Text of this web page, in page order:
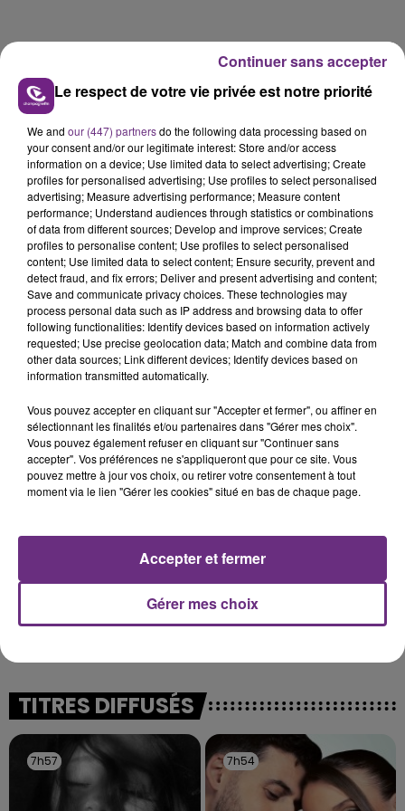
FIL D'ACTUS
LA CENTRALE NUCLÉAIRE DE CHOOZ
Cela fait déjà une semaine que la centrale
nucléaire ardennaise est à l'arrêt. Une situation
justifiée par la sécheresse intense qui est toujours
présente.
LE MAGASIN JOUÉCLUB DE REIMS FERME
SES PORTES
rémois. Le magasin JouéClub est contraint de
fermer ses portes.
TITRES DIFFUSÉS
7h57
7h57 7h54
7h54
Le respect de votre vie privée est notre priorité
We and our (447) partnersdo the following data processing based on
your consent and/or our legitimate interest: Store and/or access
information on a device; Use limited data to select advertising; Create
profiles for personalised advertising; Use profiles to select personalised
advertising; Measure advertising performance; Measure content
performance; Understand audiences through statistics or combinations
of data from different sources; Develop and improve services; Create
profiles to personalise content; Use profiles to select personalised
content; Use limited data to select content; Ensure security, prevent and
detect fraud, and fix errors; Deliver and present advertising and content;
Save and communicate privacy choices. These technologies may
process personal data such as IP address and browsing data to offer
following functionalities: Identify devices based on information actively
requested; Use precise geolocation data; Match and combine data from
other data sources; Link different devices; Identify devices based on
information transmitted automatically.
Vous pouvez accepter en cliquant sur "Accepter et fermer", ou affiner en
sélectionnant les finalités et/ou partenaires dans "Gérer mes choix".
Vous pouvez également refuser en cliquant sur "Continuer sans
accepter". Vos préférences ne s'appliqueront que pour ce site. Vous
pouvez mettre à jour vos choix, ou retirer votre consentement à tout
moment via le lien "Gérer les cookies" situé en bas de chaque page.
Gérer mes choix
Accepter et fermer
Continuer sans accepter